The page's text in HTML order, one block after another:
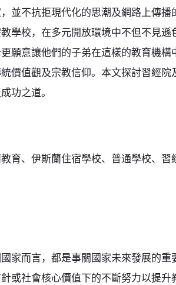
並不抗拒現代化的思潮及網路上傳
學校，在多元開放環境中不但不見
願意讓他們的子弟在這樣的教育機
價值觀及宗教信仰。本文探討習經
功之道。
育、伊斯蘭住宿學校、普通學校、
家而言，都是事關國家未來發展的重
或社會核心價值下的不斷努力以提